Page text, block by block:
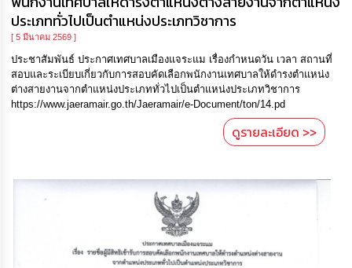
ประเภททั่วไปเป็นตำแหน่งประเภทวิชาการ
[ 5 มีนาคม 2569 ]
ประชาสัมพันธ์ ประกาศเทศบาลเมืองแจระแม เรื่องกำหนดวัน เวลา สถานที่
สอบและระเบียบเกี่ยวกับการสอบคัดเลือกพนักงานเทศบาลให้ดำรงตำแหน่ง
ต่างสายงานจากตำแหน่งประเภททั่วไปเป็นตำแหน่งประเภทวิชาการ
https://www.jaeramair.go.th/Jaeramair/e-Document/ton/14.pd
ดูรายละเอียด >>